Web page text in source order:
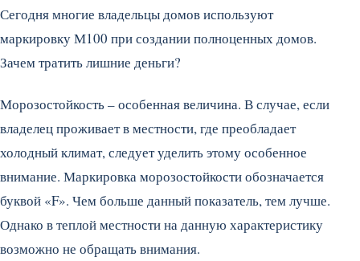
Сегодня многие владельцы домов используют
маркировку М100 при создании полноценных домов.
Зачем тратить лишние деньги?
Морозостойкость – особенная величина. В случае, если
владелец проживает в местности, где преобладает
холодный климат, следует уделить этому особенное
внимание. Маркировка морозостойкости обозначается
буквой «F». Чем больше данный показатель, тем лучше.
Однако в теплой местности на данную характеристику
возможно не обращать внимания.